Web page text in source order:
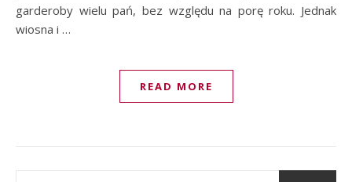
garderoby wielu pań, bez względu na porę roku. Jednak
wiosna i …
READ MORE